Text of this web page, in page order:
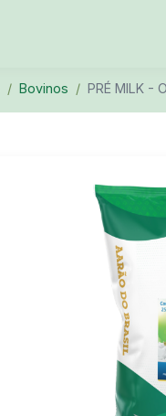
Bovinos PRÉ MILK -